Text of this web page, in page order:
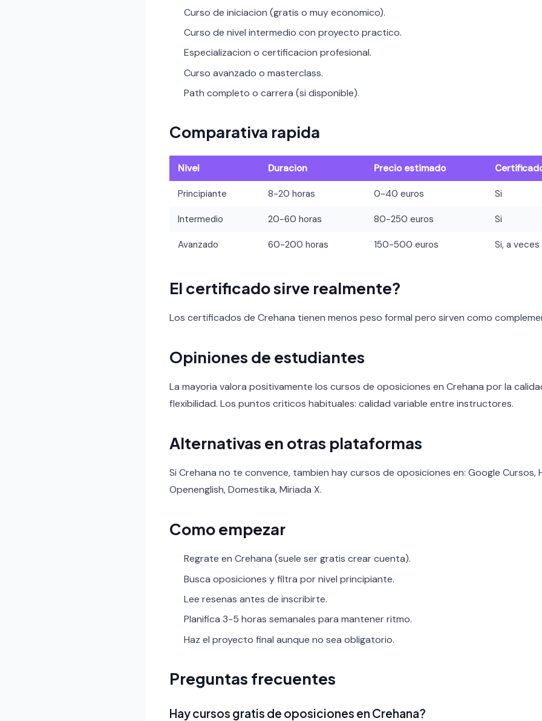
Curso de iniciacion (gratis o muy economico).
Curso de nivel intermedio con proyecto practico.
Especializacion o certificacion profesional.
Curso avanzado o masterclass.
Path completo o carrera (si disponible).
Comparativa rapida
Nivel Duracion Precio estimado
Principiante 8-20 horas 0-40 euros Si
Intermedio 20-60 horas 80-250 euros Si
Avanzado 60-200 horas 150-500 euros Si, a
El certificado sirve realmente?
Los certificados de Crehana tienen menos peso formal pero sirven como
Opiniones de estudiantes
La mayoria valora positivamente los cursos de oposiciones en Crehana por la
flexibilidad. Los puntos criticos habituales: calidad variable entre instructores.
Alternativas en otras plataformas
Si Crehana no te convence, tambien hay cursos de oposiciones en: Google Cursos,
Openenglish, Domestika, Miriada X.
Como empezar
Regrate en Crehana (suele ser gratis crear cuenta).
Busca oposiciones y filtra por nivel principiante.
Lee resenas antes de inscribirte.
Planifica 3-5 horas semanales para mantener ritmo.
Haz el proyecto final aunque no sea obligatorio.
Preguntas frecuentes
Hay cursos gratis de oposiciones en Crehana?